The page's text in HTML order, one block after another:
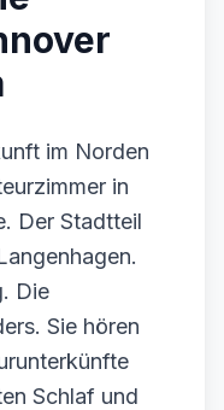
im Norden
in
Der Stadtteil
Die
Sie hören
Schlaf und